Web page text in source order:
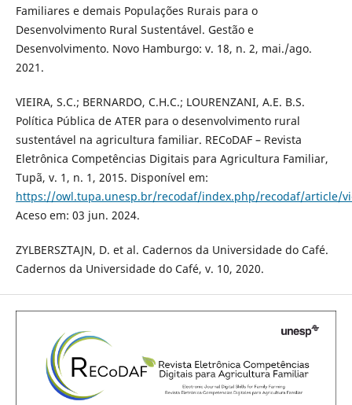
Familiares e demais Populações Rurais para o
Desenvolvimento Rural Sustentável. Gestão e
Desenvolvimento. Novo Hamburgo: v. 18, n. 2, mai./ago.
2021.
VIEIRA, S.C.; BERNARDO, C.H.C.; LOURENZANI, A.E. B.S.
Política Pública de ATER para o desenvolvimento rural
sustentável na agricultura familiar. RECoDAF – Revista
Eletrônica Competências Digitais para Agricultura Familiar,
Tupã, v. 1, n. 1, 2015. Disponível em:
https://owl.tupa.unesp.br/recodaf/index.php/recodaf/article/
Aceso em: 03 jun. 2024.
ZYLBERSZTAJN, D. et al. Cadernos da Universidade do Café.
Cadernos da Universidade do Café, v. 10, 2020.